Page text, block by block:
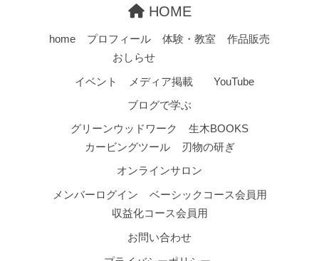
HOME
home プロフィール 体験・教室
作品販売
おしらせ
イベント メディア掲載 YouTube
ブログで学ぶ
グリーンウッドワーク
生木BOOKS
カービングツール
刃物の研ぎ
オンラインサロン
メンバーログイン
ベーシックコース会員用
収益化コース会員用
お問い合わせ